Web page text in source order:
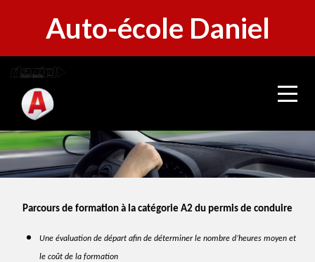
Auto-école Daniel
Parcours de formation à la catégorie A2 du permis de conduire
Une évaluation de départ afin de déterminer le nombre d’heures moyen et
le coût de la formation